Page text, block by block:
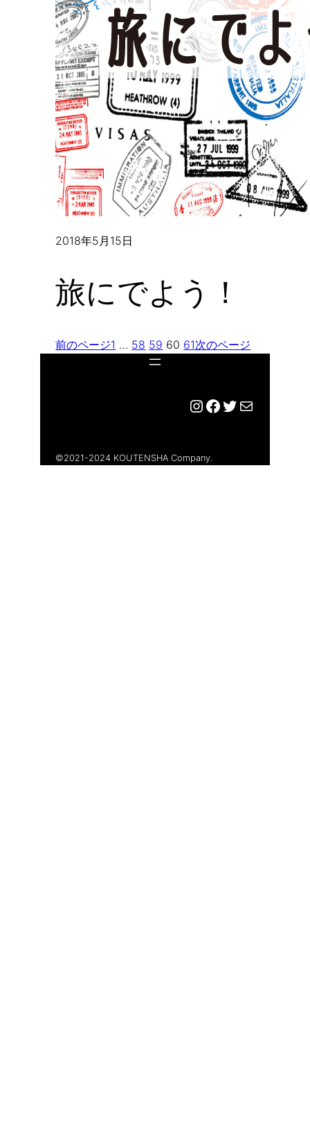
2018年5月15日
旅にでよう！
前のページ1 … 58 59 60 61次のページ
Instagram
Facebook
Twitter
メール
©︎2021-2024 KOUTENSHA Company.